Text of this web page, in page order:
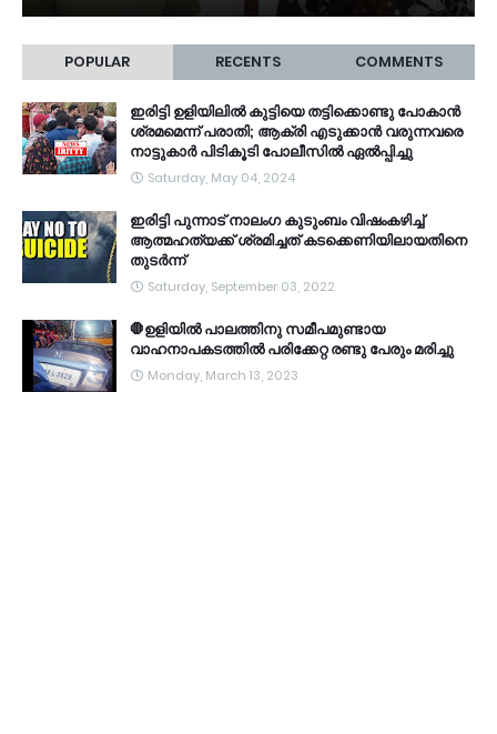
POPULAR RECENTS COMMENTS
ഇരിട്ടി ഉളിയിലിൽ കുട്ടിയെ തട്ടിക്കൊണ്ടു പോകാൻ
ശ്രമമെന്ന് പരാതി; ആക്രി എടുക്കാൻ വരുന്നവരെ
നാട്ടുകാർ പിടികൂടി പോലീസിൽ ഏൽപ്പിച്ചു
Saturday, May 04, 2024
ഇരിട്ടി പുന്നാട് നാലംഗ കുടുംബം വിഷംകഴിച്ച്‌
ആത്മഹത്യക്ക് ശ്രമിച്ചത് കടക്കെണിയിലായതിനെ
തുടർന്ന്
Saturday, September 03, 2022
🛑ഉളിയിൽ പാലത്തിനു സമീപമുണ്ടായ
വാഹനാപകടത്തിൽ പരിക്കേറ്റ രണ്ടു പേരും മരിച്ചു
Monday, March 13, 2023